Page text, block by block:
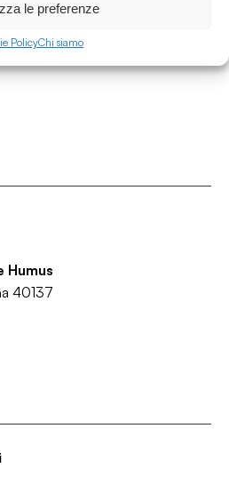
le preferenze
PolicyChi siamo
Humus
40137